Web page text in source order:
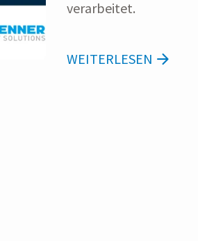
verarbeitet.
WEITERLESEN